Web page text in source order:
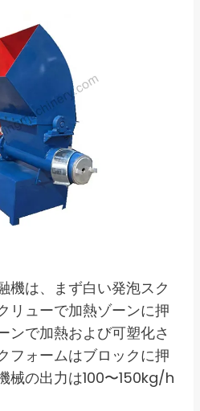
機は、まず白い発泡スク
リューで加熱ゾーンに押
ンで加熱および可塑化さ
フォームはブロックに押
械の出力は100〜150kg/h